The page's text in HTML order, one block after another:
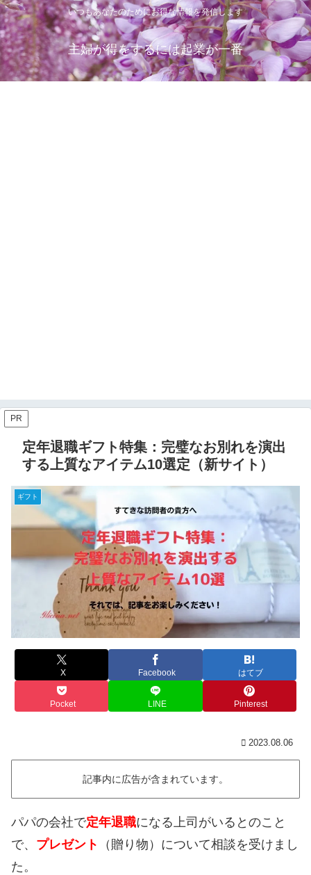
いつもあなたのためにお得な情報を発信します
主婦が得をするには起業が一番
PR
定年退職ギフト特集：完璧なお別れを演出
する上質なアイテム10選定（新サイト）
ギフト
X Facebook はてブ
Pocket LINE Pinterest
2023.08.06
記事内に広告が含まれています。
パパの会社で定年退職になる上司がいるとのこと
で、 プレゼント
（贈り物）について相談を受けまし
た。